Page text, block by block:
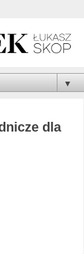
▼
dla